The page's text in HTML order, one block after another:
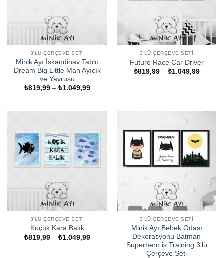
3'LÜ ÇERÇEVE SETI
Minik Ayı İskandinav Tablo
Dream Big Little Man Ayıcık
ve Yavrusu
₺819,99 – ₺1.049,99Fiyat
3'LÜ ÇERÇEVE SETI
Future Race Car Driver
₺819,99 – ₺1.049,99Fiyat
3'LÜ ÇERÇEVE SETI
Küçük Kara Balık
₺819,99 – ₺1.049,99Fiyat
3'LÜ ÇERÇEVE SETI
Minik Ayı Bebek Odası
Dekorasyonu Batman
Superhero is Training 3’lü
Çerçeve Seti